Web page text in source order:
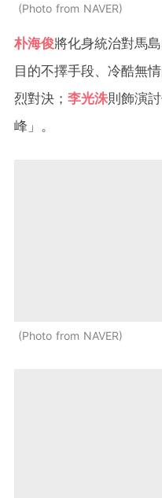
Photo from NAVER
朴海俊將化身統治對馬
目的不擇手段、冷酷無
烈對決； 李光洙則飾演
峰」。
Photo from NAVER